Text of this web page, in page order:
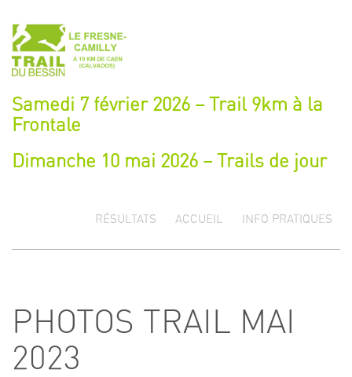
Samedi 7 février 2026 – Trail 9km à la
Frontale
Dimanche 10 mai 2026 – Trails de jour
RÉSULTATS ACCUEIL INFO PRATIQUES
PHOTOS TRAIL MAI
2023